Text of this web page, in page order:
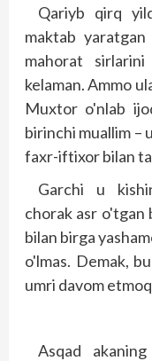
Qariyb qirq
maktab
mahorat
kelaman. Ammo
Muxtor o'nlab
birinchi muallim –
faxr-iftixor bilan
Garchi u
chorak asr o'tgan
bilan birga
o'lmas. Demak,
umri davom
Asqad